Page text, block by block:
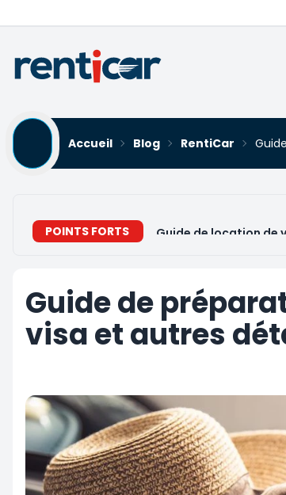
Accueil
Blog RentiCar
POINTS FORTS Guide de location de
Guide de
visa et autres